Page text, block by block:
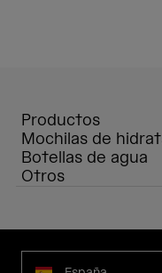
Productos
Mochilas de
Botellas de agua
Otros